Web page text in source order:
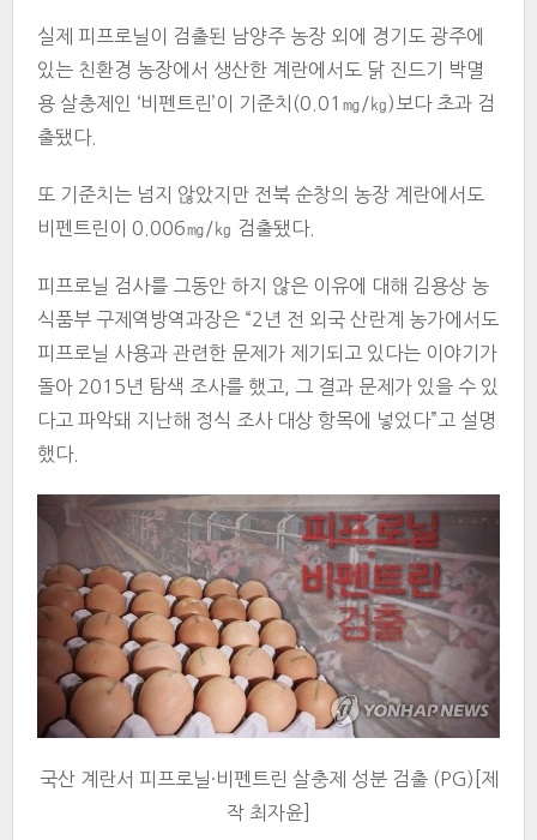
실제 피프로닐이 검출된 남양주 농장 외에 경기도 광주에
있는 친환경 농장에서 생산한 계란에서도 닭 진드기 박멸
용 살충제인 ‘비펜트린’이 기준치(0.01㎎/㎏)보다 초과 검
출됐다.
또 기준치는 넘지 않았지만 전북 순창의 농장 계란에서도
비펜트린이 0.006㎎/㎏ 검출됐다.
피프로닐 검사를 그동안 하지 않은 이유에 대해 김용상 농
식품부 구제역방역과장은 “2년 전 외국 산란계 농가에서도
피프로닐 사용과 관련한 문제가 제기되고 있다는 이야기가
돌아 2015년 탐색 조사를 했고, 그 결과 문제가 있을 수 있
다고 파악돼 지난해 정식 조사 대상 항목에 넣었다”고 설명
했다.
국산 계란서 피프로닐·비펜트린 살충제 성분 검출 (PG)[제
작 최자윤]